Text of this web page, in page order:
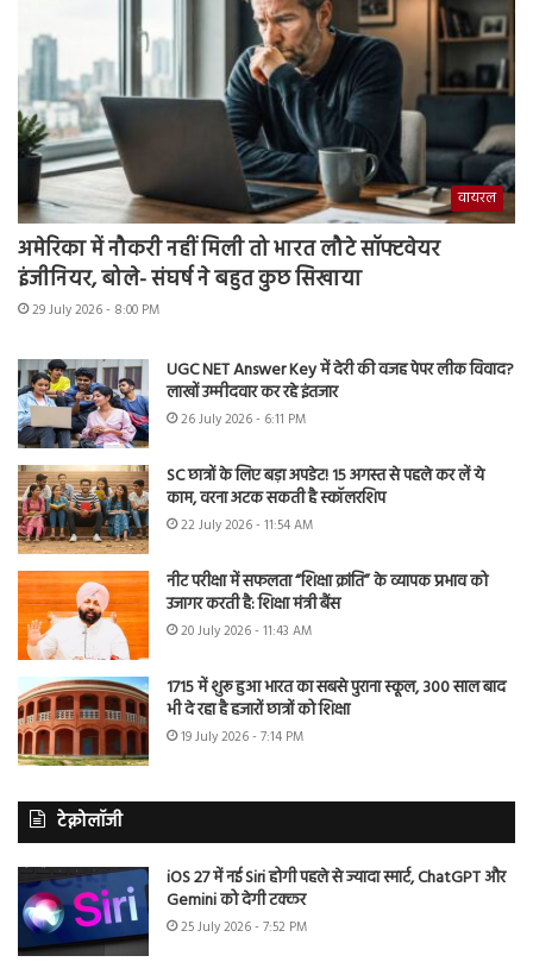
वायरल
अमेरिका में नौकरी नहीं मिली तो भारत लौटे सॉफ्टवेयर
इंजीनियर, बोले- संघर्ष ने बहुत कुछ सिखाया
29 July 2026 - 8:00 PM
UGC NET Answer Key में देरी की वजह पेपर लीक विवाद?
लाखों उम्मीदवार कर रहे इंतजार
26 July 2026 - 6:11 PM
SC छात्रों के लिए बड़ा अपडेट! 15 अगस्त से पहले कर लें ये
काम, वरना अटक सकती है स्कॉलरशिप
22 July 2026 - 11:54 AM
नीट परीक्षा में सफलता “शिक्षा क्रांति” के व्यापक प्रभाव को
उजागर करती है: शिक्षा मंत्री बैंस
20 July 2026 - 11:43 AM
1715 में शुरू हुआ भारत का सबसे पुराना स्कूल, 300 साल बाद
भी दे रहा है हजारों छात्रों को शिक्षा
19 July 2026 - 7:14 PM
टेक्नोलॉजी
iOS 27 में नई Siri होगी पहले से ज्यादा स्मार्ट, ChatGPT और
Gemini को देगी टक्कर
25 July 2026 - 7:52 PM